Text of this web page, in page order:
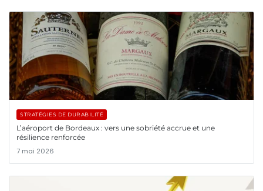
STRATÉGIES DE DURABILITÉ
L’aéroport de Bordeaux : vers une sobriété accrue et une
résilience renforcée
7 mai 2026